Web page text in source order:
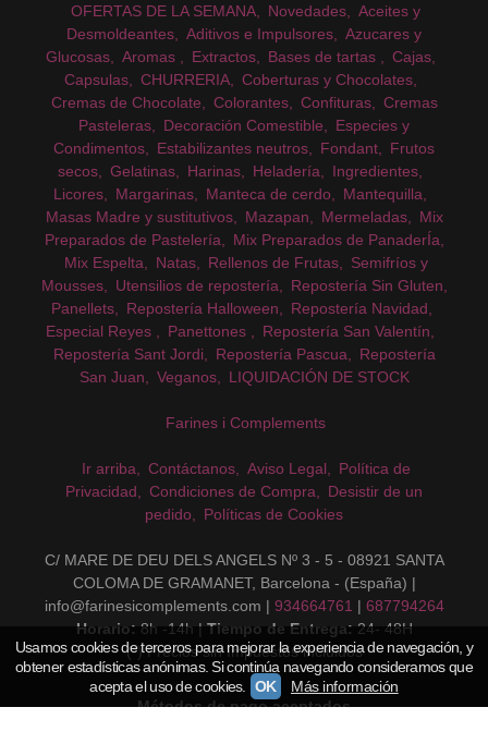
OFERTAS DE LA SEMANA Novedades
Aceites y
Desmoldeantes
Aditivos e Impulsores
Azucares y
Glucosas
Aromas Extractos Bases de tartas
Cajas
Capsulas
CHURRERIA
Coberturas y Chocolates
Cremas de Chocolate
Colorantes Confituras
Cremas
Pasteleras
Decoración Comestible
Especies y
Condimentos
Estabilizantes neutros Fondant
Frutos
secos
Gelatinas Harinas Heladería
Ingredientes
Licores
Margarinas Manteca de cerdo
Mantequilla
Masas Madre y sustitutivos
Mazapan Mermeladas
Mix
Preparados de Pastelería
Mix Preparados de PanaderÍa
Mix Espelta
Natas Rellenos de Frutas
Semifríos y
Mousses
Utensilios de repostería
Repostería Sin Gluten
Panellets
Repostería Halloween
Repostería Navidad
Especial Reyes
Panettones
Repostería San Valentín
Repostería Sant Jordi
Repostería Pascua
Repostería
San Juan
Veganos LIQUIDACIÓN DE STOCK
Farines i Complements
Ir arriba Contáctanos Aviso Legal
Política de
Privacidad
Condiciones de Compra
Desistir de un
pedido
Políticas de Cookies
C/ MARE DE DEU DELS ANGELS Nº 3 - 5 - 08921 SANTA
COLOMA DE GRAMANET, Barcelona - (España) |
info@farinesicomplements.com | 934664761 | 687794264
Horario: 8h -14h | Tiempo de Entrega: 24- 48H
(*) Precios sin Impuestos incluidos
Métodos de pago aceptados
Usamos cookies de terceros para mejorar la experiencia de navegación, y
obtener estadísticas anónimas. Si continúa navegando consideramos que
acepta el uso de cookies.
OK Más información